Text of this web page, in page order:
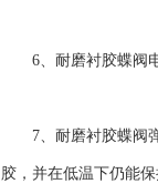
6、耐磨衬胶蝶阀电
7、耐磨衬胶蝶阀弹
胶，并在低温下仍能保